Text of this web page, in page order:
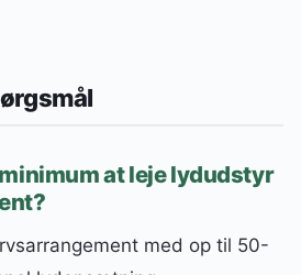
at leje lydudstyr
med op til 50-